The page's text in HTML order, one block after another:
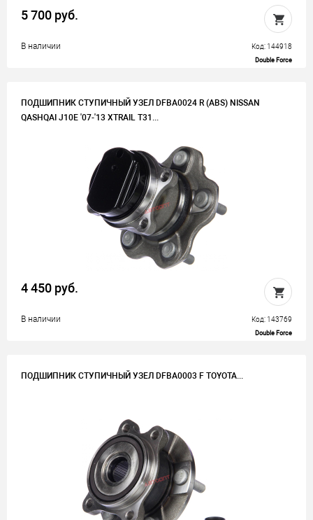
5 700 руб.
В наличии Код: 144918
Double Force
ПОДШИПНИК СТУПИЧНЫЙ УЗЕЛ DFBA0024 R (ABS) NISSAN
QASHQAI J10E '07-'13 XTRAIL T31...
4 450 руб.
В наличии Код: 143769
Double Force
ПОДШИПНИК СТУПИЧНЫЙ УЗЕЛ DFBA0003 F TOYOTA...